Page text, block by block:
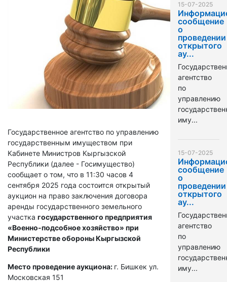
Государственное агентство по управлению
государственным имуществом при
Кабинете Министров Кыргызской
Республики (далее - Госимущество)
сообщает о том, что в 11:30 часов 4
сентября 2025 года состоится открытый
аукцион на право заключения договора
аренды государственного земельного
участка государственного предприятия
«Военно-подсобное хозяйство» при
Министерстве обороны Кыргызской
Республики
Место проведение аукциона: г. Бишкек ул.
Московская 151
15-07-2025
сообщение
о
проведении
открытого
ау...
агентство
по
управлению
иму...
15-07-2025
сообщение
о
проведении
открытого
ау...
агентство
по
управлению
иму...